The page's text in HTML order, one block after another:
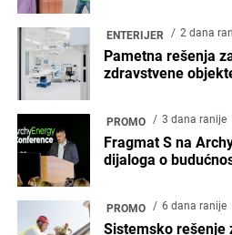
ENTERIJER 2 dana
Pametna rešenja
zdravstvene
PROMO 3 dana ranije
Fragmat S na
dijaloga o
PROMO 6 dana ranije
Sistemsko rešenje